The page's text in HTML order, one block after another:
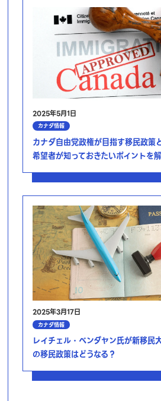
2025年5月1日
カナダ情報
カナダ自由党政権が目指す移民政策
希望者が知っておきたいポイントを
2025年3月17日
カナダ情報
レイチェル・ベンダヤン氏が新移民
の移民政策はどうなる？